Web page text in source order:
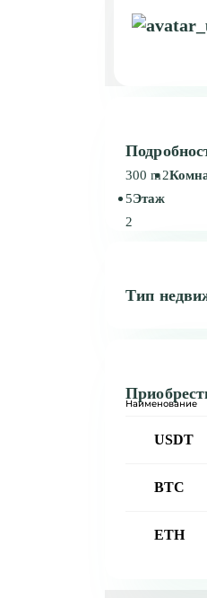
300 m2
5Этаж
2
Тип
Наименование
USDT
BTC
ETH